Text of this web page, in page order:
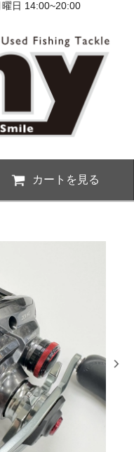
日 14:00~20:00
カートを見る